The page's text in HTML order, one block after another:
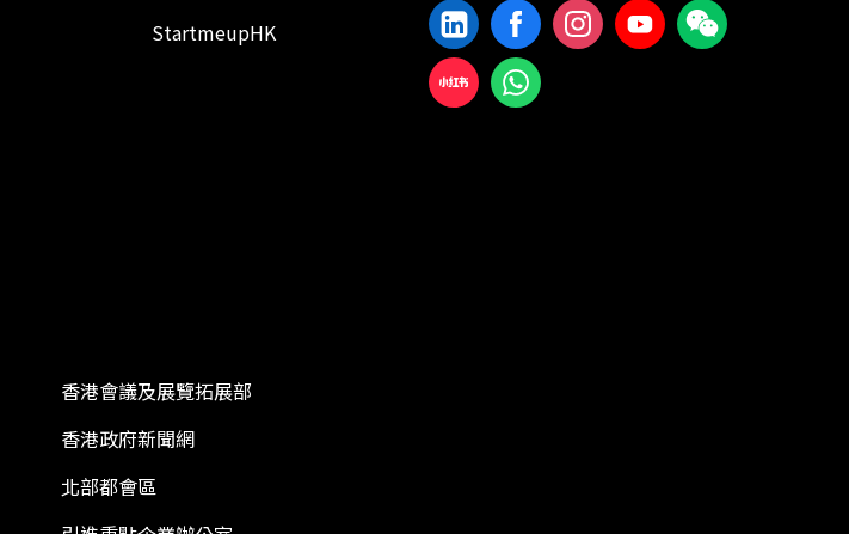
StartmeupHK
香港會議及展覽拓展部
香港政府新聞網
北部都會區